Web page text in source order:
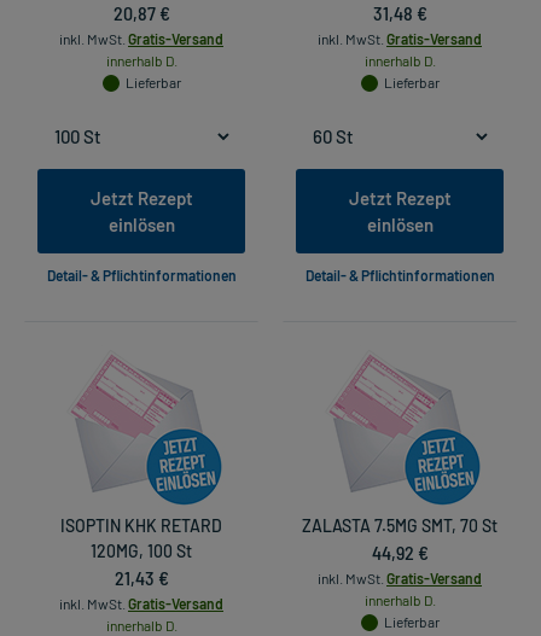
20,87 €
inkl. MwSt. Gratis-Versand
innerhalb D.
Lieferbar
Jetzt Rezept
einlösen
Detail- & Pflichtinformationen
31,48 €
inkl. MwSt. Gratis-Versand
innerhalb D.
Lieferbar
Jetzt Rezept
einlösen
Detail- & Pflichtinformationen
ISOPTIN KHK RETARD
120MG, 100 St
21,43 €
inkl. MwSt. Gratis-Versand
innerhalb D.
ZALASTA 7.5MG SMT, 70 St
44,92 €
inkl. MwSt. Gratis-Versand
innerhalb D.
Lieferbar